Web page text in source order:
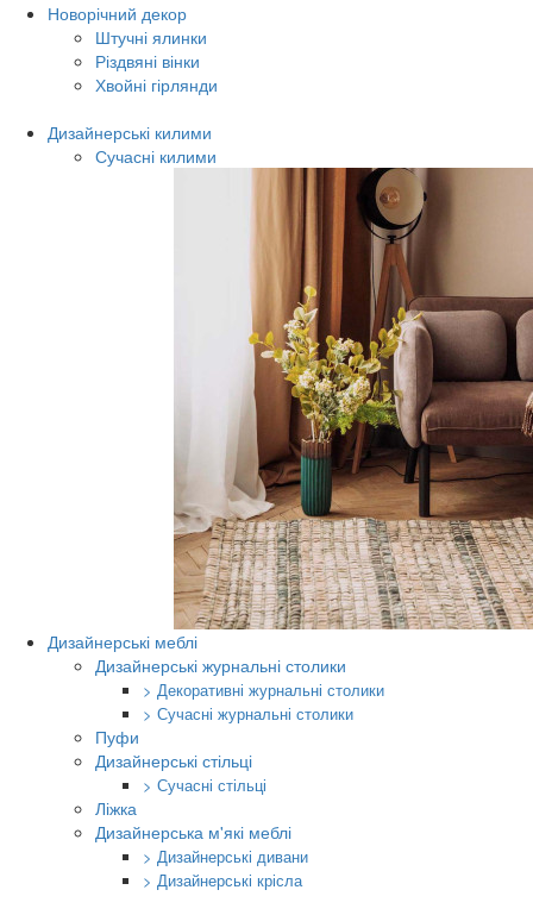
Новорічний декор
Штучні ялинки
Різдвяні вінки
Хвойні гірлянди
Дизайнерські килими
Сучасні килими
Дизайнерські меблі
Дизайнерські журнальні столики
> Декоративні журнальні столики
> Сучасні журнальні столики
Пуфи
Дизайнерські стільці
> Сучасні стільці
Ліжка
Дизайнерська м'які меблі
> Дизайнерські дивани
> Дизайнерські крісла